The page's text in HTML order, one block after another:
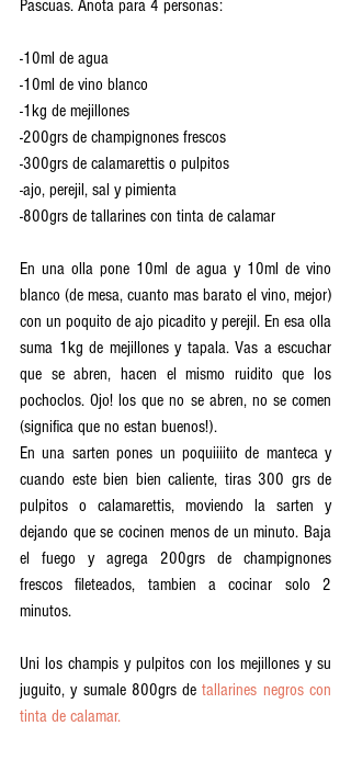
Pascuas. Anota para 4 personas:
-10ml de agua
-10ml de vino blanco
-1kg de mejillones
-200grs de champignones frescos
-300grs de calamarettis o pulpitos
-ajo, perejil, sal y pimienta
-800grs de tallarines con tinta de calamar
En una olla pone 10ml de agua y 10ml de vino
blanco (de mesa, cuanto mas barato el vino, mejor)
con un poquito de ajo picadito y perejil. En esa olla
suma 1kg de mejillones y tapala. Vas a escuchar
que se abren, hacen el mismo ruidito que los
pochoclos. Ojo! los que no se abren, no se comen
(significa que no estan buenos!).
En una sarten pones un poquiiiito de manteca y
cuando este bien bien caliente, tiras 300 grs de
pulpitos o calamarettis, moviendo la sarten y
dejando que se cocinen menos de un minuto. Baja
el fuego y agrega 200grs de champignones
frescos fileteados, tambien a cocinar solo 2
minutos.
Uni los champis y pulpitos con los mejillones y su
juguito, y sumale 800grs de tallarines negros con
tinta de calamar.